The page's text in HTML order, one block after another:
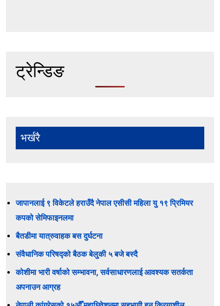
ट्रेन्डिङ
भर्खरै
जापानलाई ९ विकेटले हराउँदै नेपाल एसीसी महिला यु १९ प्रिमियर
कपको सेमिफाइनलमा
बैतडीमा यात्रुवाहक बस दुर्घटना
संवैधानिक परिषद्को बैठक बेलुकी ५ बजे बस्दै
कोशीमा भारी वर्षाको सम्भावना, सर्वसाधारणलाई आवश्यक सतर्कता
अपनाउन आग्रह